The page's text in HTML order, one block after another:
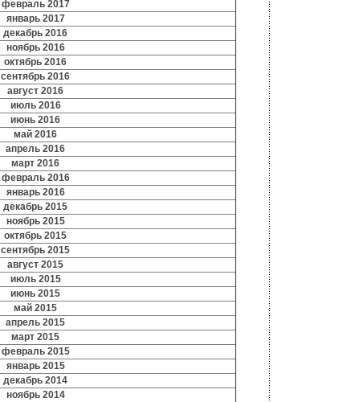
февраль 2017
январь 2017
декабрь 2016
ноябрь 2016
октябрь 2016
сентябрь 2016
август 2016
июль 2016
июнь 2016
май 2016
апрель 2016
март 2016
февраль 2016
январь 2016
декабрь 2015
ноябрь 2015
октябрь 2015
сентябрь 2015
август 2015
июль 2015
июнь 2015
май 2015
апрель 2015
март 2015
февраль 2015
январь 2015
декабрь 2014
ноябрь 2014